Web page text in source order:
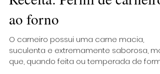
Receita: Pernil de carneiro
ao forno
O carneiro possui uma carne macia,
suculenta e extremamente saborosa,